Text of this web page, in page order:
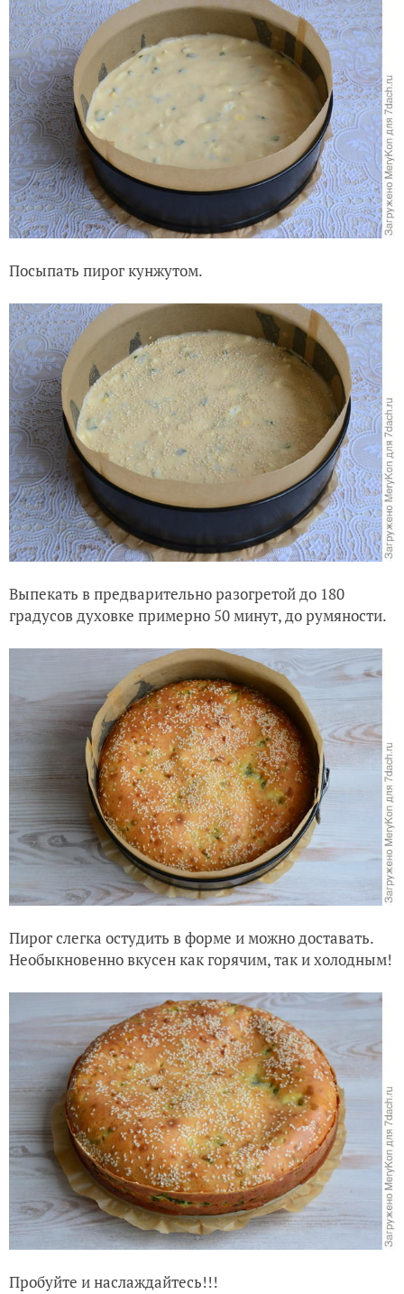
Посыпать пирог кунжутом.
Выпекать в предварительно разогретой до 180
градусов духовке примерно 50 минут, до румяности.
Пирог слегка остудить в форме и можно доставать.
Необыкновенно вкусен как горячим, так и холодным!
Пробуйте и наслаждайтесь!!!